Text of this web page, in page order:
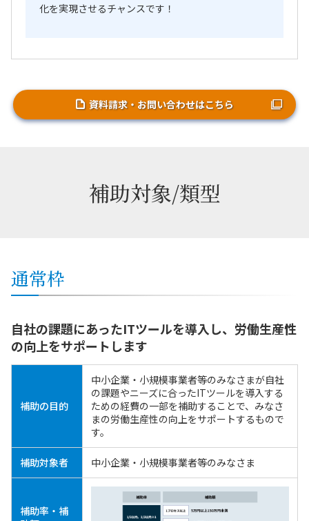
化を実現させるチャンスです！
資料請求・お問い合わせはこちら
補助対象/類型
通常枠
自社の課題にあったITツールを導入し、労働生産性
の向上をサポートします
補助の目的
中小企業・小規模事業者等のみなさまが自社
の課題やニーズに合ったITツールを導入する
ための経費の一部を補助することで、みなさ
まの労働生産性の向上をサポートするもので
す。
補助対象者 中小企業・小規模事業者等のみなさま
補助率・補